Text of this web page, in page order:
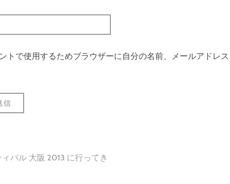
トで使用するためブラウザーに自分の名前、メールアドレ
バル 大阪 2013 に行ってき